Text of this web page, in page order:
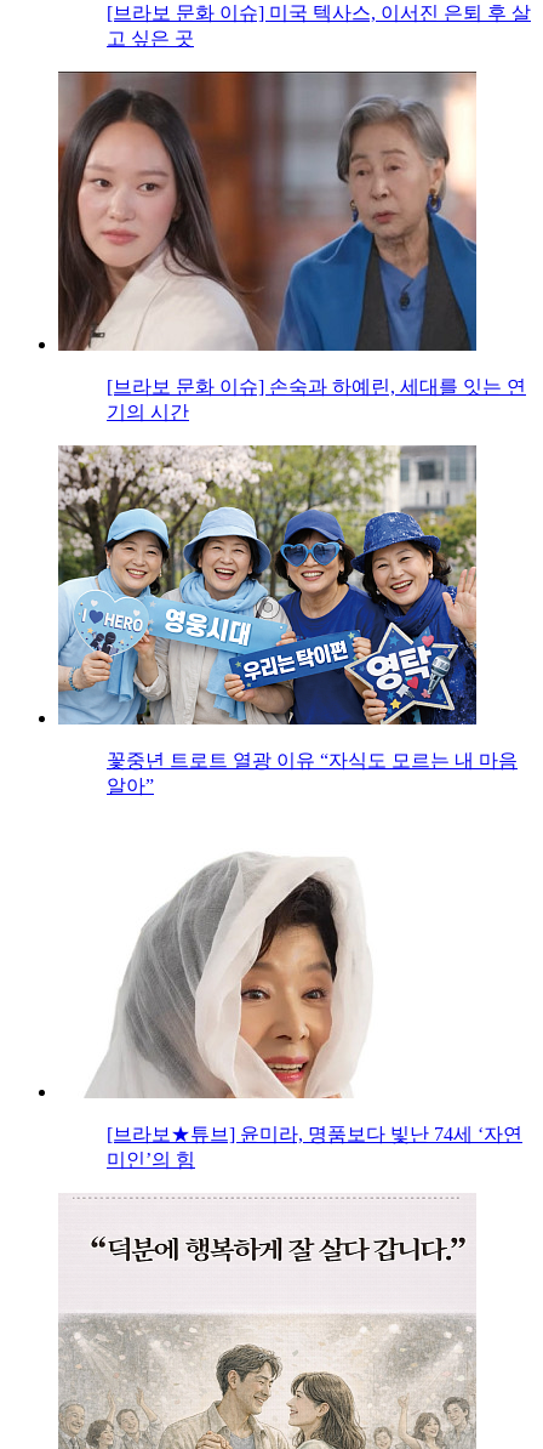
[브라보 문화 이슈] 미국 텍사스, 이서진 은퇴 후 살
고 싶은 곳
[브라보 문화 이슈] 손숙과 하예린, 세대를 잇는 연
기의 시간
꽃중년 트로트 열광 이유 “자식도 모르는 내 마음
알아”
[브라보★튜브] 윤미라, 명품보다 빛난 74세 ‘자연
미인’의 힘